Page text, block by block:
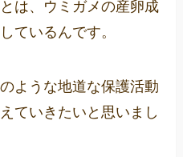
は、ウミガメの産卵成
ているんです。
ような地道な保護活動
ていきたいと思いまし